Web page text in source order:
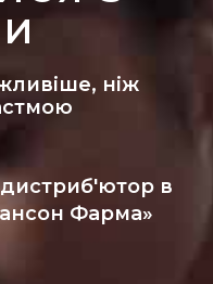
ніж
в
Фарма»